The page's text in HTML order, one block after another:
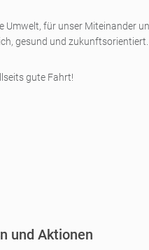
für unser Miteinander
gesund und zukunftsorientiert.
gute Fahrt!
und Aktionen